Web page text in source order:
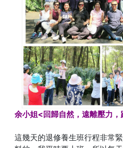
余小姐<回歸自然，遠離壓力
這幾天的退修養生班行程非常